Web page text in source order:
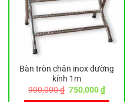
Bàn tròn chân inox đường
kính 1m
900,000₫ Giá
750,000₫Giá
hiện